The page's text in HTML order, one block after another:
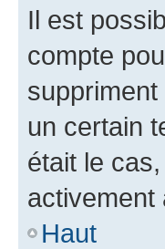
Il est
compte
suppriment
un certain
était le
activement
Haut